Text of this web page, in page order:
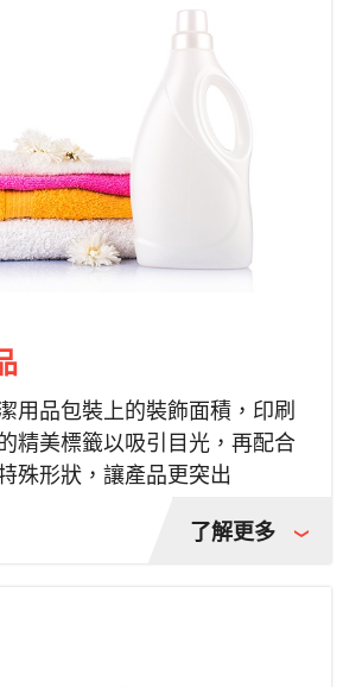
用品包裝上的裝飾面積，印刷
精美標籤以吸引目光，再配合
殊形狀，讓產品更突出
了解更多